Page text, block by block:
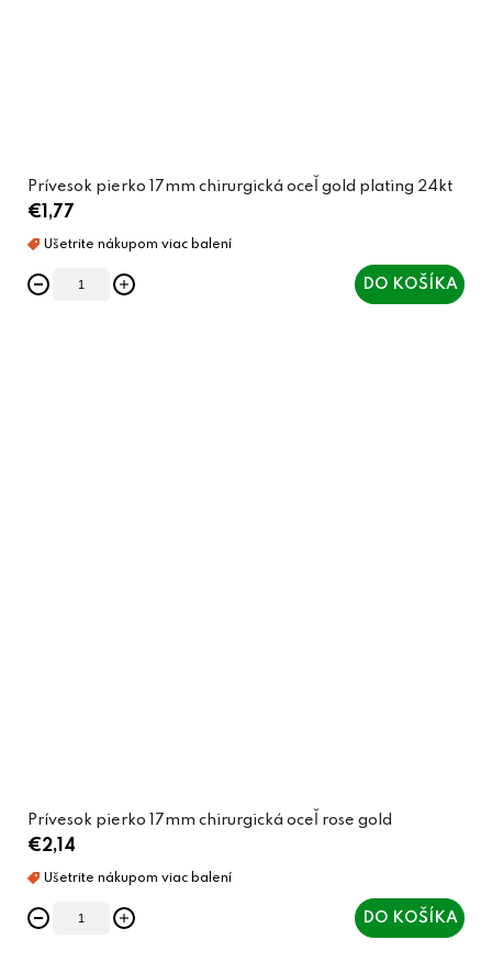
Prívesok pierko 17mm chirurgická oceľ gold plating 24kt
€1,77
DO KOŠÍKA
Prívesok pierko 17mm chirurgická oceľ rose gold
€2,14
DO KOŠÍKA